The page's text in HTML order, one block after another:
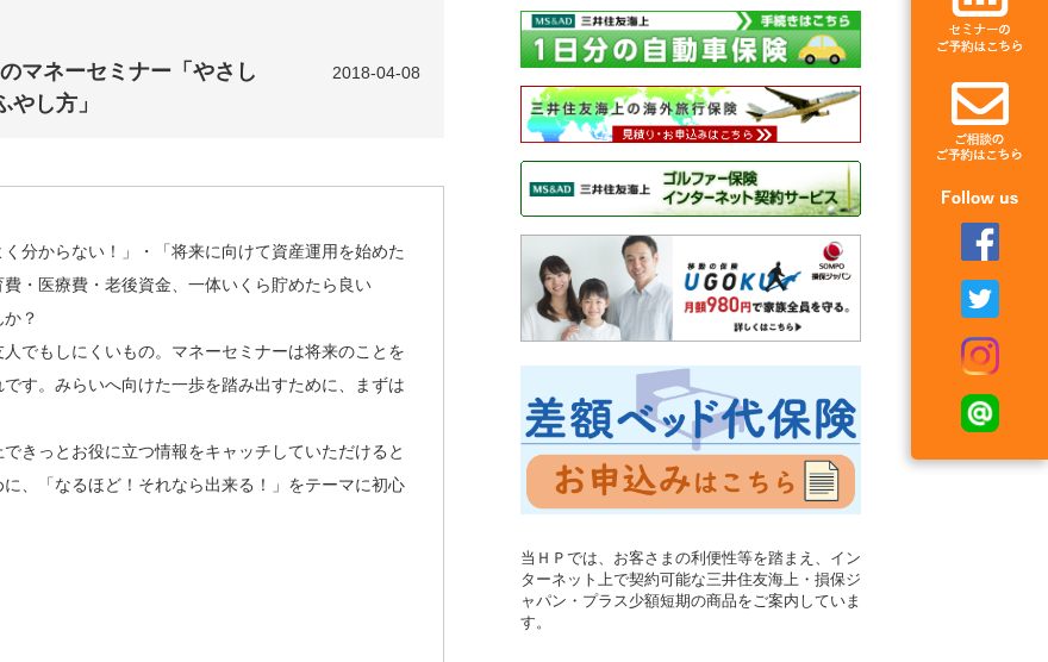
マネーセミナー「やさし
し方」
2018-04-08
分からない！」・「将来に向けて資産運用を始めた
・医療費・老後資金、一体いくら貯めたら良い
？
でもしにくいもの。マネーセミナーは将来のことを
す。みらいへ向けた一歩を踏み出すために、まずは
きっとお役に立つ情報をキャッチしていただけると
、「なるほど！それなら出来る！」をテーマに初心
当ＨＰでは、お客さまの利便性等を踏まえ、イン
ターネット上で契約可能な三井住友海上・損保ジ
ャパン・プラス少額短期の商品をご案内していま
す。